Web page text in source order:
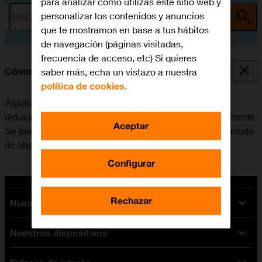
Busca por problema o tema
Cómo ahorrar batería
Algunas funciones del móvil consumen mucha batería,
reduciendo así la autonomía del teléfono considerablemente.
Se puede reducir el consumo de energía, activando el modo
de ahorro de batería.
Nuestras tarifas
Tarifas Orange
Tarifas fibra y móvil
Nuestros dispositivos
personalizar los contenidos y anuncios
que te mostramos en base a tus hábitos
de navegación (páginas visitadas,
frecuencia de acceso, etc) Si quieres
saber más, echa un vistazo a nuestra
política de cookies.
Configurar
Rechazar
Aceptar